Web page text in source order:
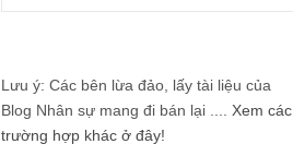
Lưu ý: Các bên lừa đảo, lấy tài liệu của
Blog Nhân sự mang đi bán lại .... Xem các
trường hợp khác ở đây!